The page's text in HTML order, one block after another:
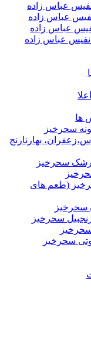
عباس زاده
عباس زاده
عباس زاده
عباس زاده
ها
سحرخیز
بهارنارنج
سحرخیز
(طعم های
سحرخیز
سحرخیز
سحرخیز